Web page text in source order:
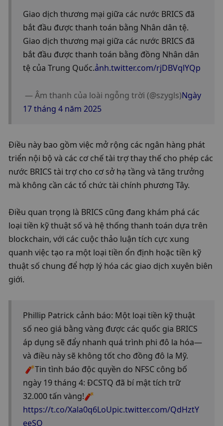
Giao dịch thương mại giữa các nước BRICS đã
bắt đầu được thanh toán bằng Nhân dân tệ.
Giao dịch thương mại giữa các nước BRICS đã
bắt đầu được thanh toán bằng đồng Nhân dân
tệ của Trung Quốc.ảnh.twitter.com/rjDBVqlYQp
— Âm thanh của loài ngỗng trời (@szygls)Ngày
17 tháng 4 năm 2025
Điều này bao gồm việc mở rộng các ngân hàng phát
triển nội bộ và các cơ chế tài trợ thay thế cho phép các
nước BRICS tài trợ cho cơ sở hạ tầng và tăng trưởng
mà không cần các tổ chức tài chính phương Tây.
Điều quan trọng là BRICS cũng đang khám phá các
loại tiền kỹ thuật số và hệ thống thanh toán dựa trên
blockchain, với các cuộc thảo luận tích cực xung
quanh việc tạo ra một loại tiền ổn định hoặc tiền kỹ
thuật số chung để hợp lý hóa các giao dịch xuyên biên
giới.
Phillip Patrick cảnh báo: Một loại tiền kỹ thuật
số neo giá bằng vàng được các quốc gia BRICS
áp dụng sẽ đẩy nhanh quá trình phi đô la hóa—
và điều này sẽ không tốt cho đồng đô la Mỹ.
ngày 19 tháng 4: ĐCSTQ đã bí mật tích trữ
32.000 tấn vàng!🧨
https://t.co/Xala0q6LoUpic.twitter.com/QdHztY
eeSQ